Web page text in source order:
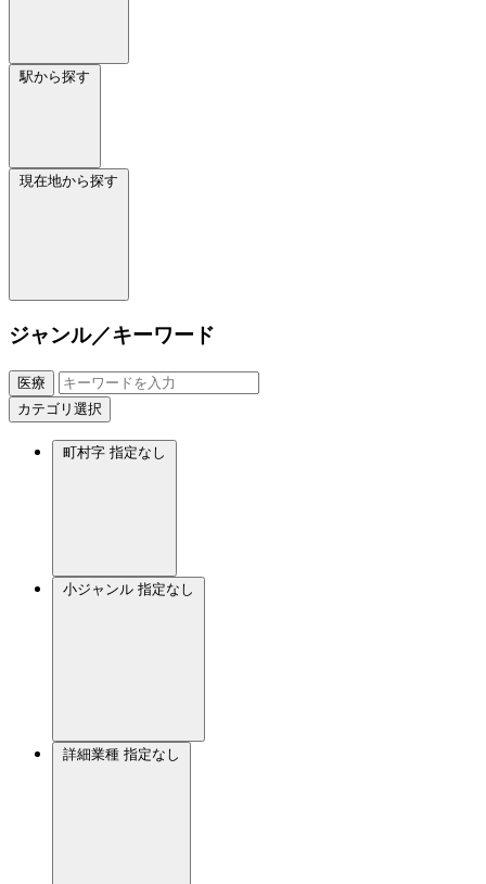
駅から探す
現在地から探す
ジャンル／キーワード
医療
カテゴリ選択
町村字 指定なし
小ジャンル 指定なし
詳細業種 指定なし